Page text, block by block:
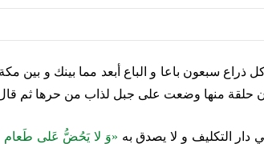
ذراع سبعون باعا و الباع أبعد مما بينك و بين
أن حلقة منها وضعت على جبل لذاب من‏ حرها ثم
دار التكليف و لا يصدق به‏ «وَ لا يَحُضُّ عَلى‏ طَعامِ